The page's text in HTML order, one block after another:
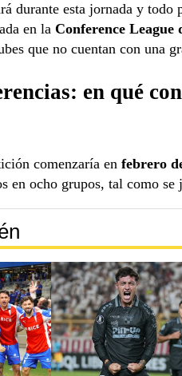
durante esta jornada y todo
en la Conference League
que no cuentan con una
en qué
comenzaría en febrero
en ocho grupos, tal como se